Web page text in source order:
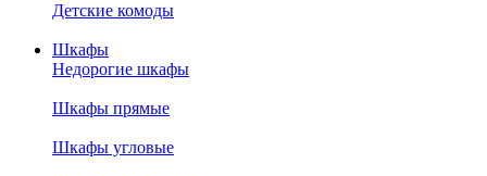
Детские комоды
Шкафы
Недорогие шкафы
Шкафы прямые
Шкафы угловые